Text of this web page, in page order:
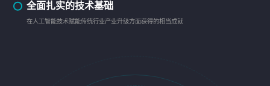
全面扎实的技术基础
在人工智能技术赋能传统行业产业升级方面获得的相当成就